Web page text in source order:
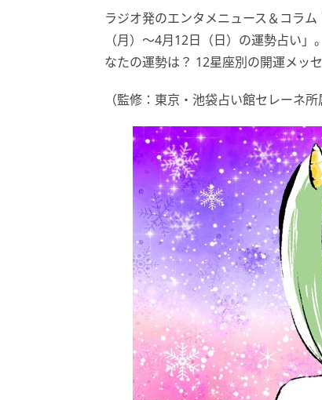
ラジオ発のエンタメニュース＆コラ
（月）～4月12日（日）の運勢占い
なたの運勢は？ 12星座別の開運メッ
（監修：東京・池袋占い館セレーネ